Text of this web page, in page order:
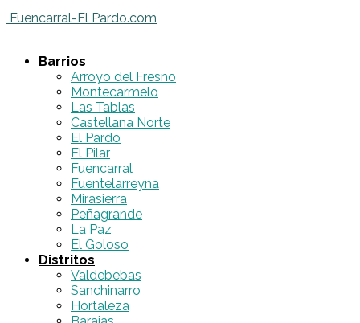
Fuencarral-El Pardo.com
Barrios
Arroyo del Fresno
Montecarmelo
Las Tablas
Castellana Norte
El Pardo
El Pilar
Fuencarral
Fuentelarreyna
Mirasierra
Peñagrande
La Paz
El Goloso
Distritos
Valdebebas
Sanchinarro
Hortaleza